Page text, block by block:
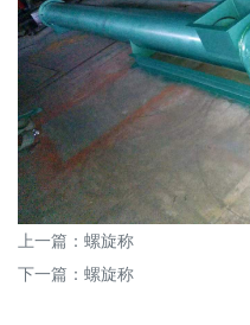
上一篇： 螺旋称
下一篇： 螺旋称